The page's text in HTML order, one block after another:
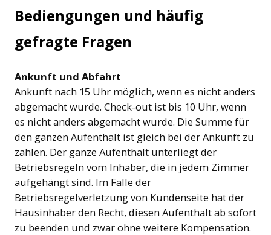
Bediengungen und häufig
gefragte Fragen
Ankunft und Abfahrt
Ankunft nach 15 Uhr möglich, wenn es nicht anders
abgemacht wurde. Check-out ist bis 10 Uhr, wenn
es nicht anders abgemacht wurde. Die Summe für
den ganzen Aufenthalt ist gleich bei der Ankunft zu
zahlen. Der ganze Aufenthalt unterliegt der
Betriebsregeln vom Inhaber, die in jedem Zimmer
aufgehängt sind. Im Falle der
Betriebsregelverletzung von Kundenseite hat der
Hausinhaber den Recht, diesen Aufenthalt ab sofort
zu beenden und zwar ohne weitere Kompensation.